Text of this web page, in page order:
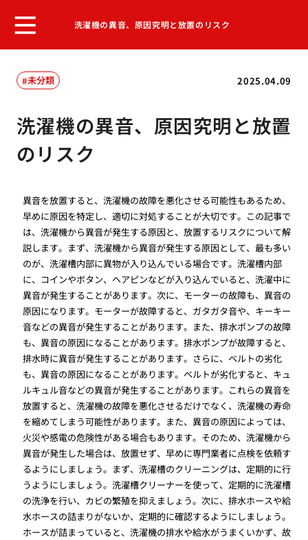
洗濯機の異音、原因究明と放置のリスク
2025.04.09
未分類
洗濯機の異音、原因究明と放置
のリスク
異音を放置すると、洗濯機の故障を悪化させる可能性もあるため、
早めに原因を特定し、適切に対処することが大切です。この記事で
は、洗濯機から異音が発生する原因と、放置するリスクについて解
説します。まず、洗濯機から異音が発生する原因として、最も多い
のが、洗濯槽内部に異物が入り込んでいる場合です。洗濯槽内部
に、コインやボタン、ヘアピンなどが入り込んでいると、洗濯中に
異音が発生することがあります。次に、モーターの故障も、異音の
原因になります。モーターが故障すると、ガタガタ音や、キーキー
音などの異音が発生することがあります。また、排水ポンプの故障
も、異音の原因になることがあります。排水ポンプが故障すると、
排水時に異音が発生することがあります。さらに、ベルトの劣化
も、異音の原因になることがあります。ベルトが劣化すると、キュ
ルキュル音などの異音が発生することがあります。これらの異音を
放置すると、洗濯機の故障を悪化させるだけでなく、洗濯機の寿命
を縮めてしまう可能性があります。また、異音の原因によっては、
火災や感電の危険性がある場合もあります。そのため、洗濯機から
異音が発生した場合は、放置せず、早めに専門業者に点検を依頼す
るようにしましょう。まず、洗濯槽のクリーニングは、定期的に行
うようにしましょう。洗濯槽クリーナーを使って、定期的に洗濯槽
の洗浄を行い、カビの繁殖を抑えましょう。次に、排水ホースや給
水ホースの詰まりがないか、定期的に確認するようにしましょう。
ホースが詰まっていると、洗濯機の排水や給水がうまくいかず、故